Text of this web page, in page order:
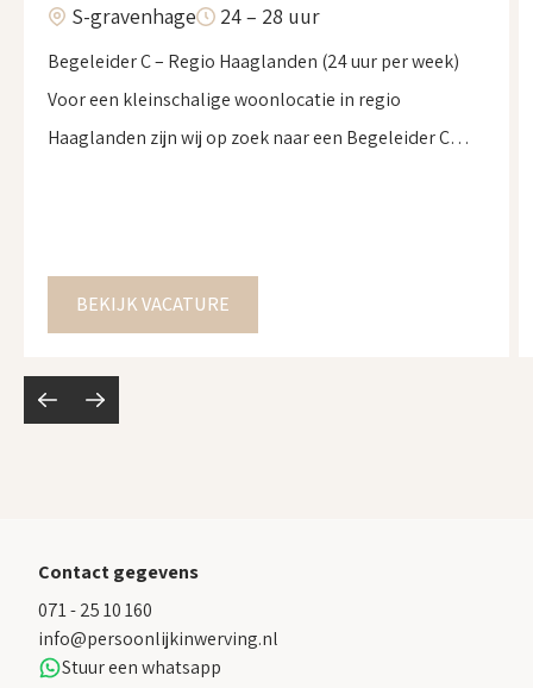
S-gravenhage 24 – 28 uur
Begeleider C – Regio Haaglanden (24 uur per week)
Voor een kleinschalige woonlocatie in regio
Haaglanden zijn wij op zoek naar een Begeleider C
Ervaring binnen de […]
BEKIJK VACATURE
Contact gegevens
071 - 25 10 160
info@persoonlijkinwerving.nl
Stuur een whatsapp